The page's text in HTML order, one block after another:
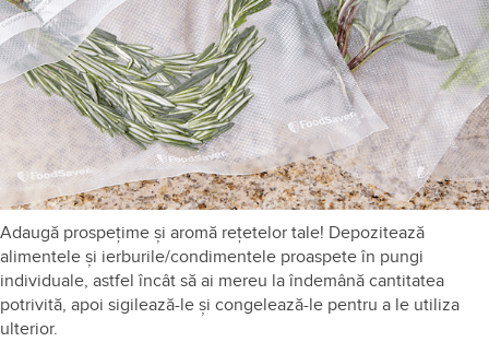
Adaugă prospețime și aromă rețetelor tale! Depozitează
alimentele și ierburile/condimentele proaspete în pungi
individuale, astfel încât să ai mereu la îndemână cantitatea
potrivită, apoi sigilează-le și congelează-le pentru a le utiliza
ulterior.